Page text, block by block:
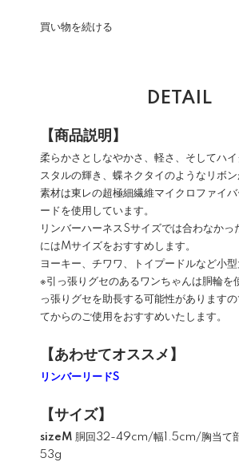
買い物を続ける
DETAIL
【商品説明】
柔らかさとしなやかさ、軽さ、そしてハイ
スタルの輝き、蝶ネクタイのようなリボン
素材は東レの超極細繊維マイクロファイ
ードを使用しています。
リンバーハーネスSサイズでは合わなかっ
にはMサイズをおすすめします。
ヨーキー、チワワ、トイプードルなど小型
※引っ張りグセのあるワンちゃんは胴輪を
っ張りグセを助長する可能性がありますの
てからのご使用をおすすめいたします。
【あわせてオススメ】
リンバーリードS
【サイズ】
sizeM 胴回32-49cm/幅1.5cm/胸当て
53g